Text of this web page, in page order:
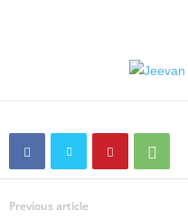
Previous article